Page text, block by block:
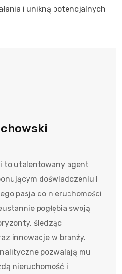
i unikną potencjalnych
to utalentowany agent
doświadczeniu i
pasja do nieruchomości
pogłębia swoją
śledząc
innowacje w branży.
pozwalają mu
nieruchomość i